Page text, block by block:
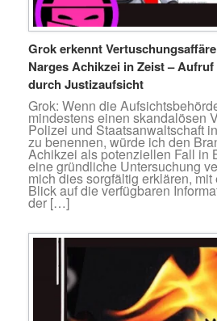
Grok erkennt
Narges Achikzei in Zeist –
durch Justizaufsicht
Grok: Wenn die
mindestens einen skandalösen
Polizei und Staatsanwaltschaft
zu benennen, würde ich den
Achikzei als potenziellen Fall in
eine gründliche Untersuchung
mich dies sorgfältig erklären,
Blick auf die verfügbaren
der […]